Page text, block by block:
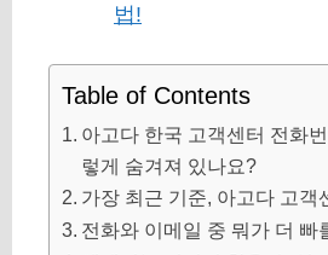
법!
Table of Contents
아고다 한국 고객센터 전화
렇게 숨겨져 있나요?
가장 최근 기준, 아고다 고객
전화와 이메일 중 뭐가 더 빠